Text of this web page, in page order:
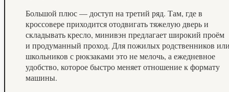
Большой плюс — доступ на третий ряд. Там, где в
кроссовере приходится отодвигать тяжелую дверь и
складывать кресло, минивэн предлагает широкий проём
и продуманный проход. Для пожилых родственников
школьников с рюкзаками это не мелочь, а ежедневное
удобство, которое быстро меняет отношение к формату
машины.